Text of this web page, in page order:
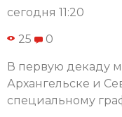
сегодня 11:20
25 0
В первую декаду
Архангельске и
специальному